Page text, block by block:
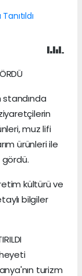
standında
muz lifi
ürünleri ile
kültürü ve
bilgiler
turizm